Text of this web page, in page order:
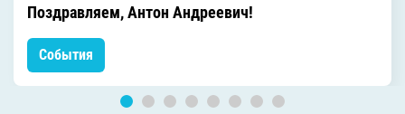
Поздравляем, Антон Андреевич!
События